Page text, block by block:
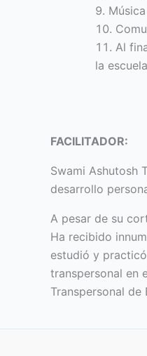
Al
la
FACILITADOR:
Swami Ashutosh
desarrollo
A pesar de su
Ha recibido
estudió y
transpersonal en
Transpersonal de